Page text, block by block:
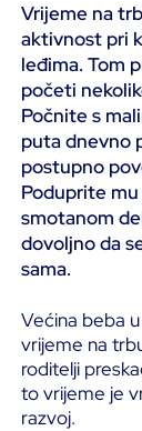
Vrijeme na
aktivnost pri
leđima. Tom
početi
Počnite s
puta dnevno
postupno
Poduprite
smotanom
dovoljno da
sama.
Većina beba
vrijeme na
roditelji
to vrijeme je
razvoj.